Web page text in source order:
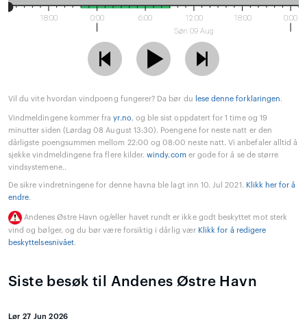
18:00 0:00 6:00
12:00
Søn 09 Aug
18:00 0:00
Vil du vite hvordan vindpoeng fungerer? Da bør du lese denne forklaringen.
Vindmeldingene kommer frayr.no, og ble sist oppdatert for 1 time og 19
minutter siden (Lørdag 08 August 13:30). Poengene for neste natt er den
dårligste poengsummen mellom 22:00 og 08:00 neste natt. Vi anbefaler alltid å
sjekke vindmeldingene fra flere kilder.windy.comer gode for å se de større
vindsystemene..
De sikre vindretningene for denne havna ble lagt inn 10. Jul 2021. Klikk her for å
endre.
Andenes Østre Havn og/eller havet rundt er ikke godt beskyttet mot sterk
vind og bølger, og du bør være forsiktig i dårlig vær Klikk for å redigere
beskyttelsesnivået.
Siste besøk til Andenes Østre Havn
Lør 27 Jun 2026